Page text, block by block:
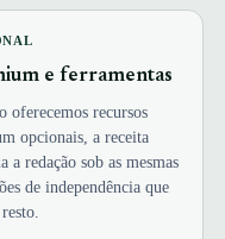
e ferramentas
oferecemos recursos
opcionais, a receita
a redação sob as mesmas
de independência que